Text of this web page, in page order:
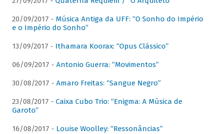
20/09/2017 - Música Antiga da UFF: “O Sonho do Império
e o Império do Sonho”
13/09/2017 - Ithamara Koorax: “Opus Clássico”
06/09/2017 - Antonio Guerra: “Movimentos”
30/08/2017 - Amaro Freitas: “Sangue Negro”
23/08/2017 - Caixa Cubo Trio: “Enigma: A Música de
Garoto”
16/08/2017 - Louise Woolley: “Ressonâncias”